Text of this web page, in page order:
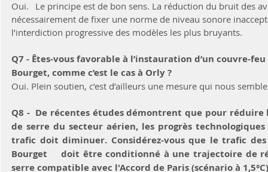
Oui.	Le principe est de bon sens. La réduction du bruit des avions implique
nécessairement de fixer une norme de niveau sonore
l’interdiction progressive des modèles les plus bruyants.
Q7 - Êtes-vous favorable à l’instauration d’un couvre-
Bourget, comme c’est le cas à Orly ?
Oui. Plein soutien, c’est d’ailleurs une mesure qui nous
Q8 -  De récentes études démontrent que pour réduire
de serre du secteur aérien, les progrès
trafic doit diminuer. Considérez-vous que le trafic
Bourget 	doit être conditionné à une trajectoire de réduction des gaz à effet de